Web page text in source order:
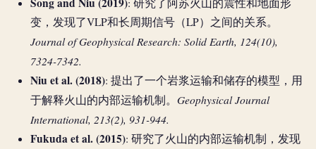
变，发现了VLP和长周期信号（LP）之间的关系。
Journal of Geophysical Research: Solid Earth, 124(10),
7324-7342.
Niu et al. (2018): 提出了一个岩浆运输和储存的模型，用
于解释火山的内部运输机制。 Geophysical Journal
International, 213(2), 931-944.
Fukuda et al. (2015): 研究了火山的内部运输机制，发现